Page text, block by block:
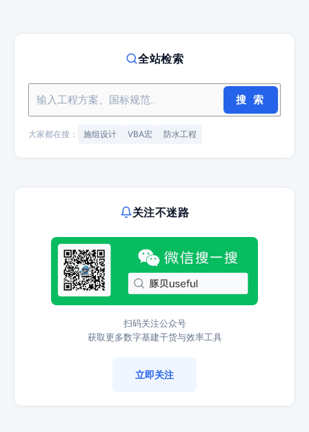
全站检索
搜 索
大家都在搜： 施组设计 VBA宏 防水工程
关注不迷路
扫码关注公众号
获取更多数字基建干货与效率工具
立即关注